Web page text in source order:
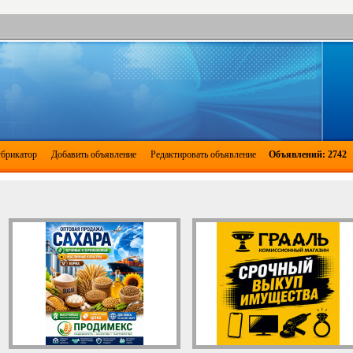
Добавить объявление Редактировать объявление Объявлений: 2742